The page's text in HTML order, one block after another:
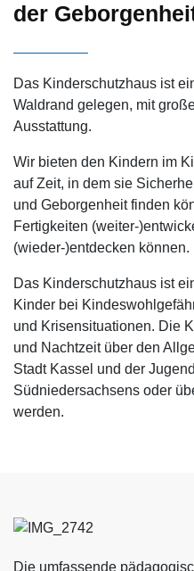
der
Das Kinderschutzhaus ist
Waldrand gelegen, mit
Ausstattung.
Wir bieten den Kindern im
auf Zeit, in dem sie
und Geborgenheit finden
Fertigkeiten (weiter-
(wieder-)entdecken können.
Das Kinderschutzhaus ist
Kinder bei
und Krisensituationen. Die
und Nachtzeit über den
Stadt Kassel und der
Südniedersachsens oder
werden.
Die umfassende